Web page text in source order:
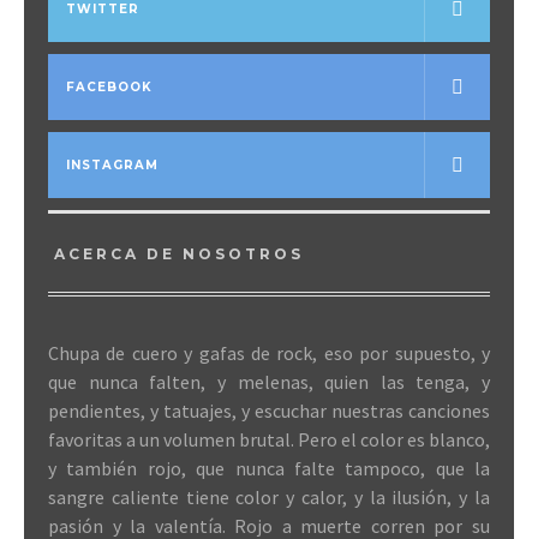
TWITTER
FACEBOOK
INSTAGRAM
ACERCA DE NOSOTROS
Chupa de cuero y gafas de rock, eso por supuesto, y
que nunca falten, y melenas, quien las tenga, y
pendientes, y tatuajes, y escuchar nuestras canciones
favoritas a un volumen brutal. Pero el color es blanco,
y también rojo, que nunca falte tampoco, que la
sangre caliente tiene color y calor, y la ilusión, y la
pasión y la valentía. Rojo a muerte corren por su